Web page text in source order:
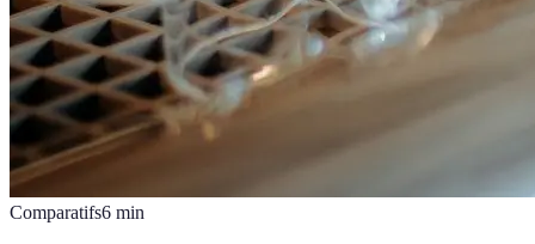
Comparatifs6 min